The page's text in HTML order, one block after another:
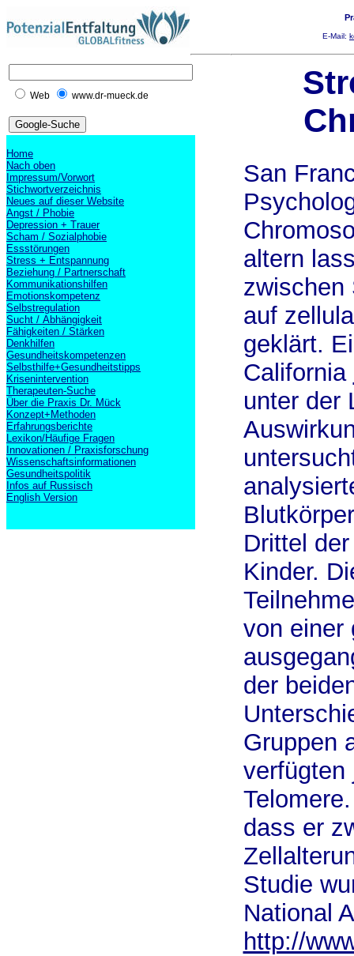
E-Mail:
Web www.dr-mueck.de
Home
Nach oben
Impressum/Vorwort
Stichwortverzeichnis
Neues auf dieser Website
Angst / Phobie
Depression + Trauer
Scham / Sozialphobie
Essstörungen
Stress + Entspannung
Beziehung / Partnerschaft
Kommunikationshilfen
Emotionskompetenz
Selbstregulation
Sucht / Abhängigkeit
Fähigkeiten / Stärken
Denkhilfen
Gesundheitskompetenzen
Selbsthilfe+Gesundheitstipps
Krisenintervention
Therapeuten-Suche
Über die Praxis Dr. Mück
Konzept+Methoden
Erfahrungsberichte
Lexikon/Häufige Fragen
Innovationen / Praxisforschung
Wissenschaftsinformationen
Gesundheitspolitik
Infos auf Russisch
English Version
San
altern
zwischen
auf
geklärt.
California
unter der
Drittel
Kinder.
von einer
der
Gruppen
verfügten
dass er
Studie
National
http://